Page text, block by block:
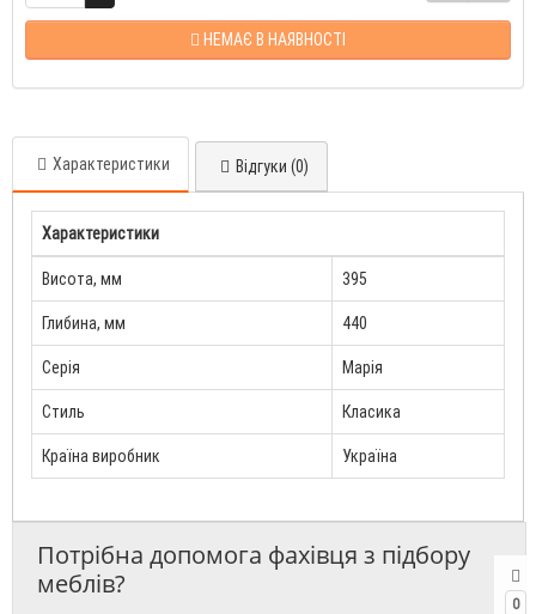
0
НЕМАЄ В НАЯВНОСТІ
Характеристики Відгуки (0)
Характеристики
Висота, мм 395
Глибина, мм 440
Серія Марія
Стиль Класика
Країна виробник Україна
Потрібна допомога фахівця з підбору
меблів?